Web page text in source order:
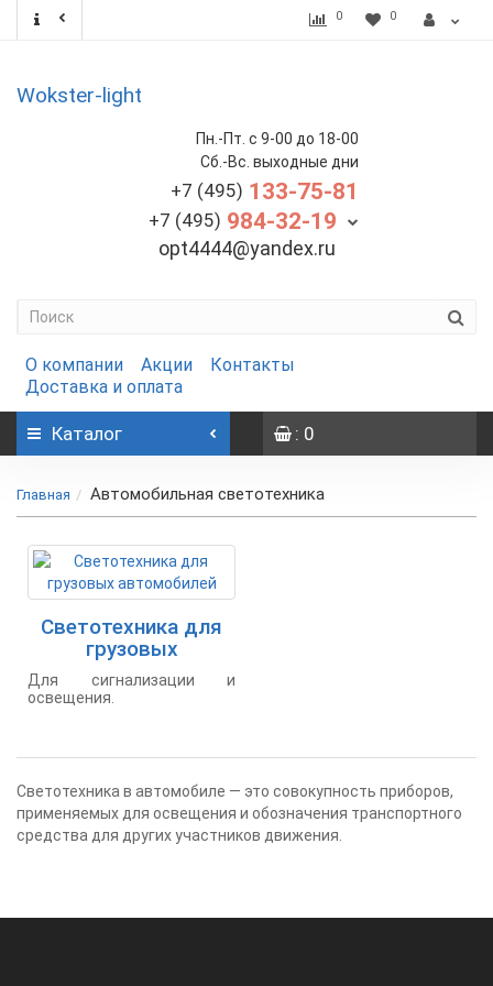
0 0
Wokster-light
Пн.-Пт. с 9-00 до 18-00
Сб.-Вс. выходные дни
+7 (495) 133-75-81
+7 (495) 984-32-19
opt4444@yandex.ru
О компании Акции
Контакты
Доставка и оплата
Каталог : 0
Главная Автомобильная светотехника
Светотехника для
грузовых
автомобилей
Для сигнализации и
освещения.
Светотехника в автомобиле — это совокупность приборов,
применяемых для освещения и обозначения транспортного
средства для других участников движения.